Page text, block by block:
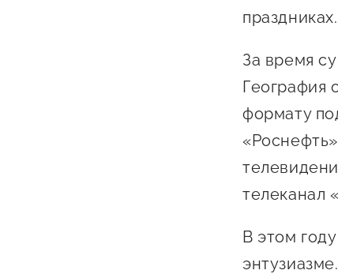
праздниках.
За время
География
формату
телеканал
В этом